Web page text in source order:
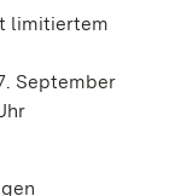
limitiertem
September